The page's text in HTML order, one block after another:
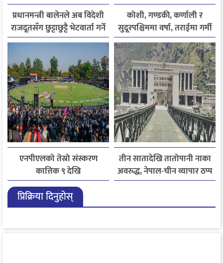
प्रधानमन्त्री बालेनले अब विदेशी
राजदूतसँग छुट्टाछुट्टै भेटवार्ता गर्ने
कोशी, गण्डकी, कर्णाली र
सुदूरपश्चिममा वर्षा, तराईमा गर्मी
बढ्ने अनुमान
एनपीएलको तेस्रो संस्करण
कात्तिक ९ देखि
तीन सातादेखि तातोपानी नाका
अवरुद्ध, नेपाल-चीन व्यापार ठप्प
प्रिक्रिया दिनुहोस्